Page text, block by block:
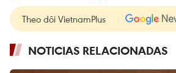
Theo dõi VietnamPlus
NOTICIAS RELACIONADAS